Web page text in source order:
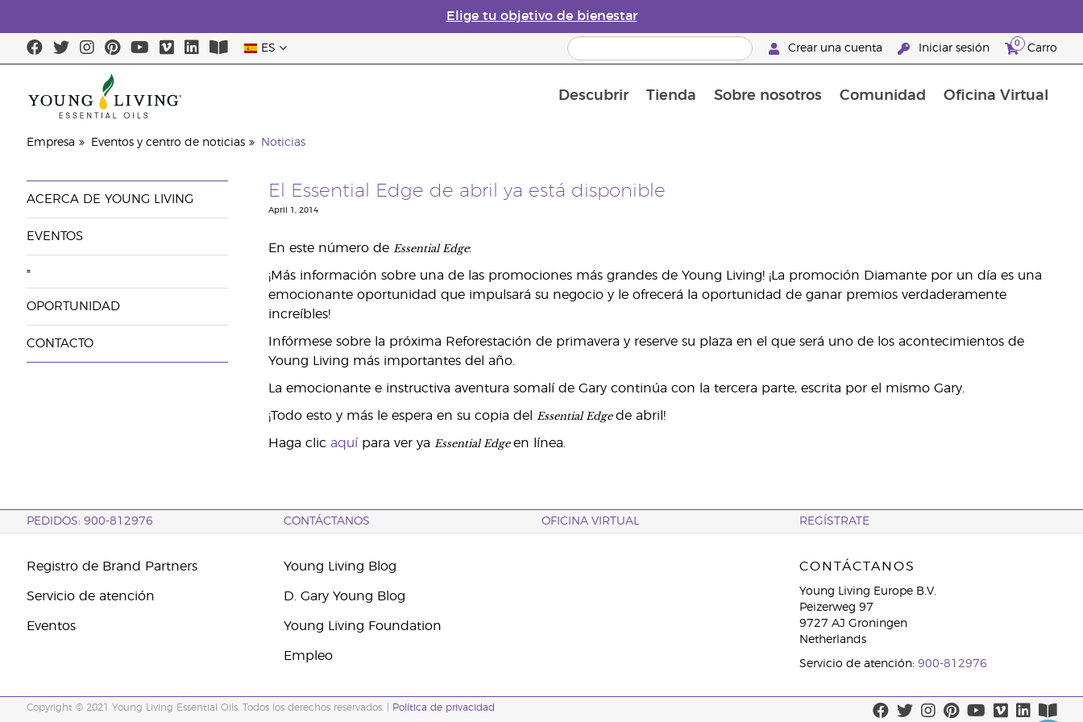
Elige tu objetivo de bienestar
ES Crear una cuenta Iniciar sesión 0 Carro
Descubrir Tienda Sobre nosotros Comunidad Oficina Virtual
Empresa Eventos y centro de noticias Noticias
ACERCA DE YOUNG LIVING
EVENTOS
=
OPORTUNIDAD
CONTACTO
El Essential Edge de abril ya está disponible
April 1, 2014
En este número de Essential Edge:
¡Más información sobre una de las promociones más grandes de Young Living! ¡La promoción Diamante por un día es una
emocionante oportunidad que impulsará su negocio y le ofrecerá la oportunidad de ganar premios verdaderamente
increíbles!
Infórmese sobre la próxima Reforestación de primavera y reserve su plaza en el que será uno de los acontecimientos de
Young Living más importantes del año.
La emocionante e instructiva aventura somalí de Gary continúa con la tercera parte, escrita por el mismo Gary.
¡Todo esto y más le espera en su copia del Essential Edgede abril!
Haga clic aquí para ver ya Essential Edgeen línea.
PEDIDOS: 900-812976 CONTÁCTANOS OFICINA VIRTUAL REGÍSTRATE
Registro de Brand Partners
Servicio de atención
Eventos
Young Living Blog
D. Gary Young Blog
Young Living Foundation
Empleo
CONTÁCTANOS
Young Living Europe B.V.
Peizerweg 97
9727 AJ Groningen
Netherlands
Servicio de atención: 900-812976
Copyright © 2021 Young Living Essential Oils. Todos los derechos reservados. | Política de privacidad